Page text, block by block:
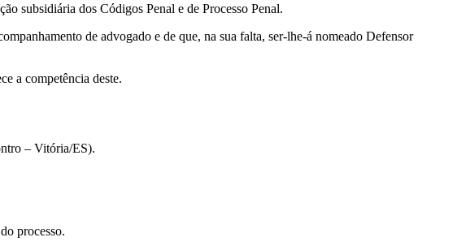
subsidiária dos Códigos Penal e de Processo Penal.
de advogado e de que, na sua falta, ser-lhe-á nomeado Defensor
a competência deste.
– Vitória/ES).
processo.